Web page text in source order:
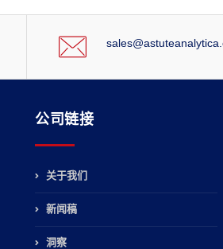
公司链接
关于我们
新闻稿
洞察